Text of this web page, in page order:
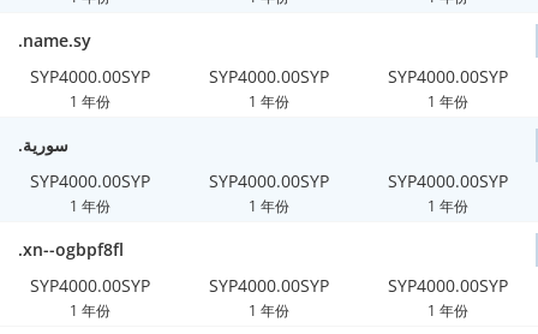
.name.sy
SYP4000.00SYP
1 年份
SYP4000.00SYP
1 年份
SYP4000.00SYP
1 年份
.سورية
SYP4000.00SYP
1 年份
SYP4000.00SYP
1 年份
SYP4000.00SYP
1 年份
.xn--ogbpf8fl
SYP4000.00SYP
1 年份
SYP4000.00SYP
1 年份
SYP4000.00SYP
1 年份